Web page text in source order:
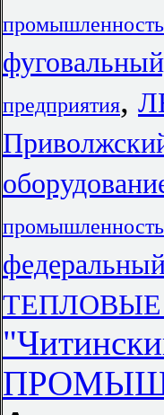
предприятия,
ТЕПЛОВЫЕ